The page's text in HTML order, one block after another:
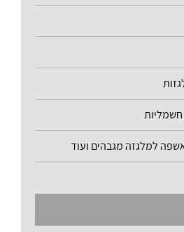
חשמליות
למלגזה מגבהים ועוד